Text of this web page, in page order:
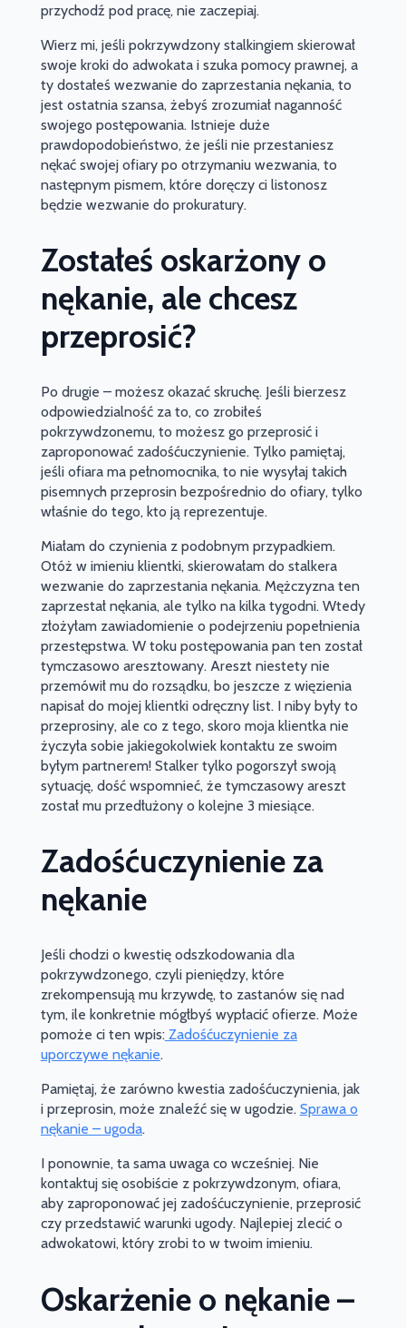
przychodź pod pracę, nie zaczepiaj.
Wierz mi, jeśli pokrzywdzony stalkingiem skierował
swoje kroki do adwokata i szuka pomocy prawnej, a
ty dostałeś wezwanie do zaprzestania nękania, to
jest ostatnia szansa, żebyś zrozumiał naganność
swojego postępowania. Istnieje duże
prawdopodobieństwo, że jeśli nie przestaniesz
nękać swojej ofiary po otrzymaniu wezwania, to
następnym pismem, które doręczy ci listonosz
będzie wezwanie do prokuratury.
Zostałeś oskarżony o
nękanie, ale chcesz
przeprosić?
Po drugie – możesz okazać skruchę. Jeśli bierzesz
odpowiedzialność za to, co zrobiłeś
pokrzywdzonemu, to możesz go przeprosić i
zaproponować zadośćuczynienie. Tylko pamiętaj,
jeśli ofiara ma pełnomocnika, to nie wysyłaj takich
pisemnych przeprosin bezpośrednio do ofiary, tylko
właśnie do tego, kto ją reprezentuje.
Miałam do czynienia z podobnym przypadkiem.
Otóż w imieniu klientki, skierowałam do stalkera
wezwanie do zaprzestania nękania. Mężczyzna ten
zaprzestał nękania, ale tylko na kilka tygodni. Wtedy
złożyłam zawiadomienie o podejrzeniu popełnienia
przestępstwa. W toku postępowania pan ten został
tymczasowo aresztowany. Areszt niestety nie
przemówił mu do rozsądku, bo jeszcze z więzienia
napisał do mojej klientki odręczny list. I niby były to
przeprosiny, ale co z tego, skoro moja klientka nie
życzyła sobie jakiegokolwiek kontaktu ze swoim
byłym partnerem! Stalker tylko pogorszył swoją
sytuację, dość wspomnieć, że tymczasowy areszt
został mu przedłużony o kolejne 3 miesiące.
Zadośćuczynienie za
nękanie
Jeśli chodzi o kwestię odszkodowania dla
pokrzywdzonego, czyli pieniędzy, które
zrekompensują mu krzywdę, to zastanów się nad
tym, ile konkretnie mógłbyś wypłacić ofierze. Może
pomoże ci ten wpis:Zadośćuczynienie za
uporczywe nękanie.
Pamiętaj, że zarówno kwestia zadośćuczynienia, jak
i przeprosin, może znaleźć się w ugodzie. Sprawa o
nękanie – ugoda.
I ponownie, ta sama uwaga co wcześniej. Nie
kontaktuj się osobiście z pokrzywdzonym, ofiara,
aby zaproponować jej zadośćuczynienie, przeprosić
czy przedstawić warunki ugody. Najlepiej zlecić o
adwokatowi, który zrobi to w twoim imieniu.
Oskarżenie o nękanie –